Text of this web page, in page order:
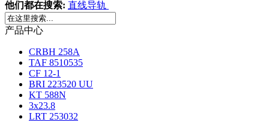
他们都在搜索: 直线导轨
产品中心
CRBH 258A
TAF 8510535
CF 12-1
BRI 223520 UU
KT 588N
3x23.8
LRT 253032